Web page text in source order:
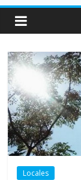
Locales